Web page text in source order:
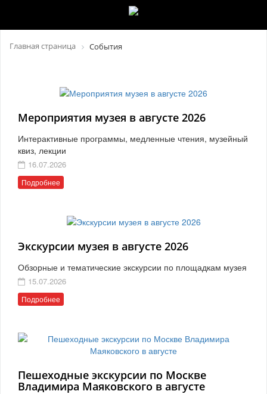
Главная страница События
Мероприятия музея в августе 2026
Интерактивные программы, медленные чтения, музейный
квиз, лекции
16.07.2026
Подробнее
Экскурсии музея в августе 2026
Обзорные и тематические экскурсии по площадкам музея
15.07.2026
Подробнее
Пешеходные экскурсии по Москве
Владимира Маяковского в августе